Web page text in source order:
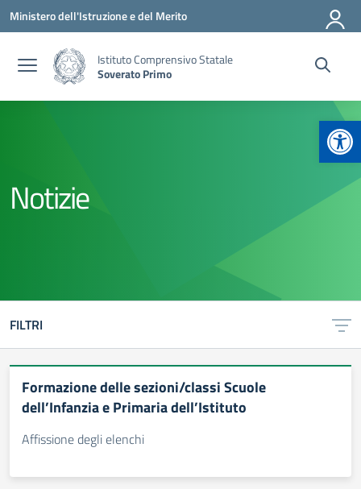
Vai ai contenuti
Vai al menu di navigazione
Vai al footer
Ministero dell'Istruzione e del Merito
Istituto Comprensivo Statale
Soverato Primo
Notizie
FILTRI
Formazione delle sezioni/classi Scuole
dell’Infanzia e Primaria dell’Istituto
Affissione degli elenchi